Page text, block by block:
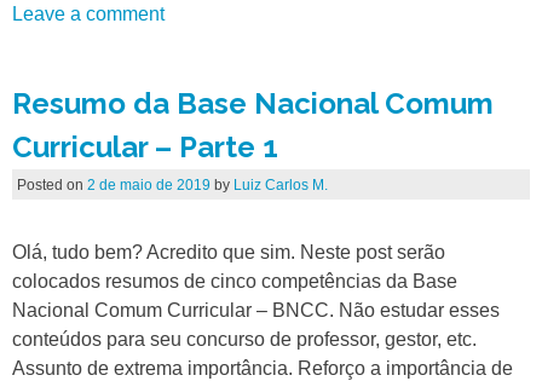
Leave a comment
Resumo da Base Nacional Comum
Curricular – Parte 1
Posted on 2 de maio de 2019 by Luiz Carlos M.
Olá, tudo bem? Acredito que sim. Neste post serão
colocados resumos de cinco competências da Base
Nacional Comum Curricular – BNCC. Não estudar esses
conteúdos para seu concurso de professor, gestor, etc.
Assunto de extrema importância. Reforço a importância de